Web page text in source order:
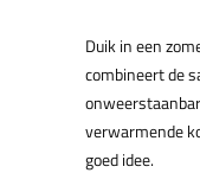
Duik in een
combineert de
verwarmende
goed idee.